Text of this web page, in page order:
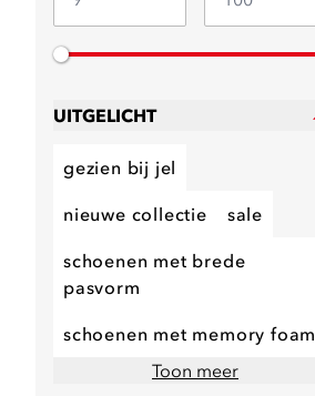
UITGELICHT
gezien bij jel
nieuwe collectie sale
schoenen met brede
pasvorm
schoenen met memory foam
Toon meer